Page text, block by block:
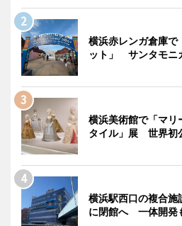
横浜赤レンガ倉庫で
ット」 サンタモニ
横浜美術館で「マリ
タイル」展 世界初
横浜駅西口の複合施
に閉館へ 一体開発